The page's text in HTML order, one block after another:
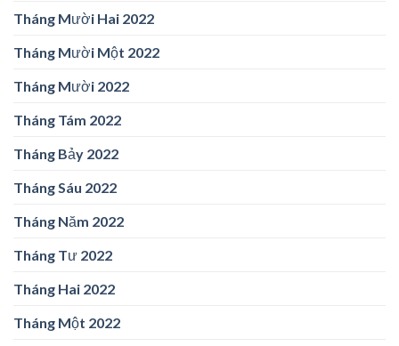
Tháng Mười Hai 2022
Tháng Mười Một 2022
Tháng Mười 2022
Tháng Tám 2022
Tháng Bảy 2022
Tháng Sáu 2022
Tháng Năm 2022
Tháng Tư 2022
Tháng Hai 2022
Tháng Một 2022